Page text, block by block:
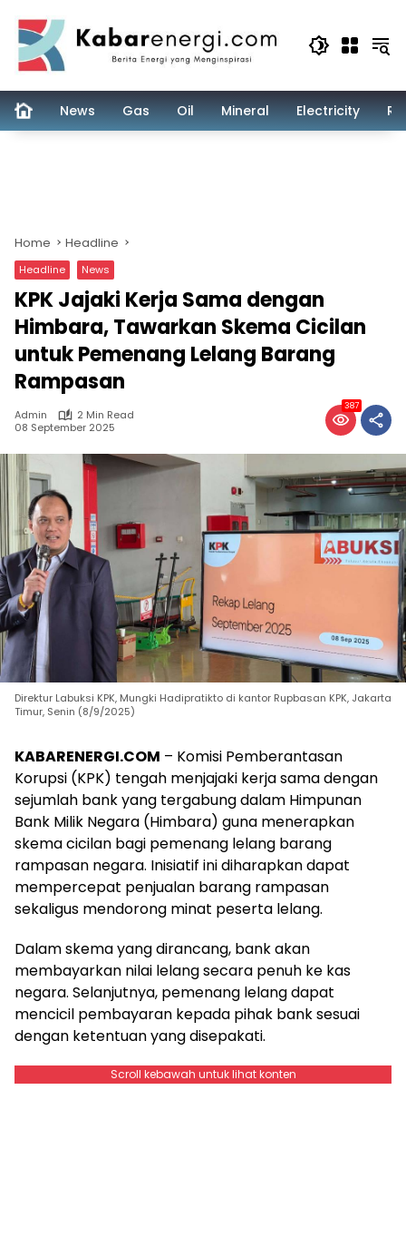
content
News Gas Oil Mineral Electricity
Home Headline
Headline News
KPK Jajaki Kerja Sama dengan
Himbara, Tawarkan Skema Cicilan
untuk Pemenang Lelang Barang
Rampasan
Admin
2 Min Read
08 September 2025
387
Direktur Labuksi KPK, Mungki Hadipratikto di kantor Rupbasan KPK, Jakarta
Timur, Senin (8/9/2025)
KABARENERGI.COM – Komisi Pemberantasan
Korupsi (KPK) tengah menjajaki kerja sama dengan
sejumlah bank yang tergabung dalam Himpunan
Bank Milik Negara (Himbara) guna menerapkan
skema cicilan bagi pemenang lelang barang
rampasan negara. Inisiatif ini diharapkan dapat
mempercepat penjualan barang rampasan
sekaligus mendorong minat peserta lelang.
Dalam skema yang dirancang, bank akan
membayarkan nilai lelang secara penuh ke kas
negara. Selanjutnya, pemenang lelang dapat
mencicil pembayaran kepada pihak bank sesuai
dengan ketentuan yang disepakati.
Scroll kebawah untuk lihat konten